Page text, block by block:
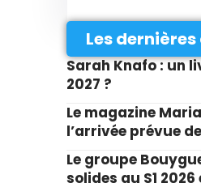
Les
Sarah Knafo : un
2027 ?
Le magazine
l’arrivée prévue
Le groupe
solides au S1